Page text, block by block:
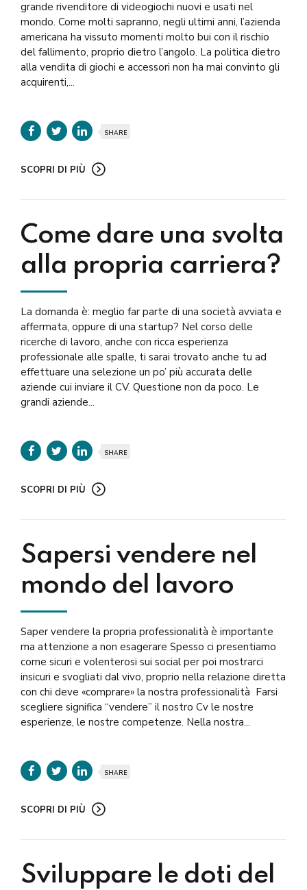
grande rivenditore di videogiochi nuovi e usati nel
mondo. Come molti sapranno, negli ultimi anni, l’azienda
americana ha vissuto momenti molto bui con il rischio
del fallimento, proprio dietro l’angolo. La politica dietro
alla vendita di giochi e accessori non ha mai convinto gli
acquirenti,...
SHARE
SCOPRI DI PIÙ
Come dare una svolta
alla propria carriera?
La domanda è: meglio far parte di una società avviata e
affermata, oppure di una startup? Nel corso delle
ricerche di lavoro, anche con ricca esperienza
professionale alle spalle, ti sarai trovato anche tu ad
effettuare una selezione un po’ più accurata delle
aziende cui inviare il CV. Questione non da poco. Le
grandi aziende...
SHARE
SCOPRI DI PIÙ
Sapersi vendere nel
mondo del lavoro
Saper vendere la propria professionalità è importante
ma attenzione a non esagerare Spesso ci presentiamo
come sicuri e volenterosi sui social per poi mostrarci
insicuri e svogliati dal vivo, proprio nella relazione diretta
con chi deve «comprare» la nostra professionalità Farsi
scegliere significa “vendere” il nostro Cv le nostre
esperienze, le nostre competenze. Nella nostra...
SHARE
SCOPRI DI PIÙ
Sviluppare le doti del